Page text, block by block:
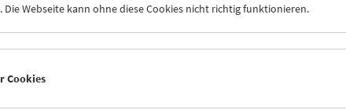
Die Webseite kann ohne diese Cookies nicht richtig funktionieren.
Cookies